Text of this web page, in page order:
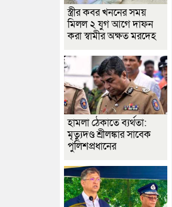
স্ত্রীর কবর খননের সময়
মিলল ২ যুগ আগে দাফন
করা স্বামীর অক্ষত মরদেহ
হামলা ঠেকাতে ব্যর্থতা:
মৃত্যুদণ্ড শ্রীলঙ্কার সাবেক
পুলিশপ্রধানের